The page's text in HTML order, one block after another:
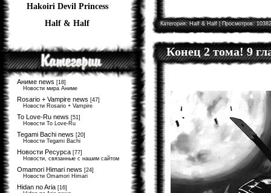
Hakoiri Devil Princess
Half & Half
Аниме news [18]
Новости мира Аниме
Rosario + Vampire news [47]
Новости Rosario + Vampire
To Love-Ru news [51]
Новости To Love-Ru
Tegami Bachi news [20]
Новости Tegami Bachi
Новости Ресурса [77]
Новости, связанные с нашим сайтом
Omamori Himari news [24]
Новости Omamori Himari
Hidan no Aria [16]
Категория:Half & Half| Просмотров:
Конец 2 тома! 9